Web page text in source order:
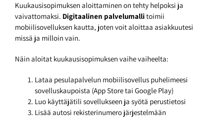
Kuukausisopimuksen aloittaminen on tehty helpoksi ja
vaivattomaksi. Digitaalinen palvelumallitoimii
mobiilisovelluksen kautta, joten voit aloittaa asiakkuutesi
missä ja milloin vain.
Näin aloitat kuukausisopimuksen vaihe vaiheelta:
Lataa pesulapalvelun mobiilisovellus puhelimeesi
sovelluskaupoista (App Store tai Google Play)
Luo käyttäjätili sovellukseen ja syötä perustietosi
Lisää autosi rekisterinumero järjestelmään